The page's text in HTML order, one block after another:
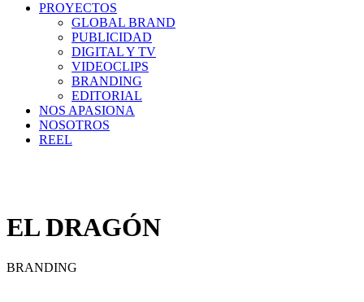
PROYECTOS
GLOBAL BRAND
PUBLICIDAD
DIGITAL Y TV
VIDEOCLIPS
BRANDING
EDITORIAL
NOS APASIONA
NOSOTROS
REEL
EL DRAGÓN
BRANDING